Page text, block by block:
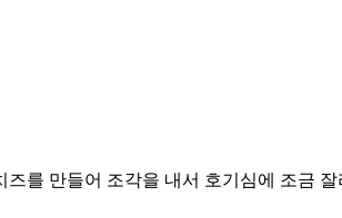
를 만들어 조각을 내서 호기심에 조금